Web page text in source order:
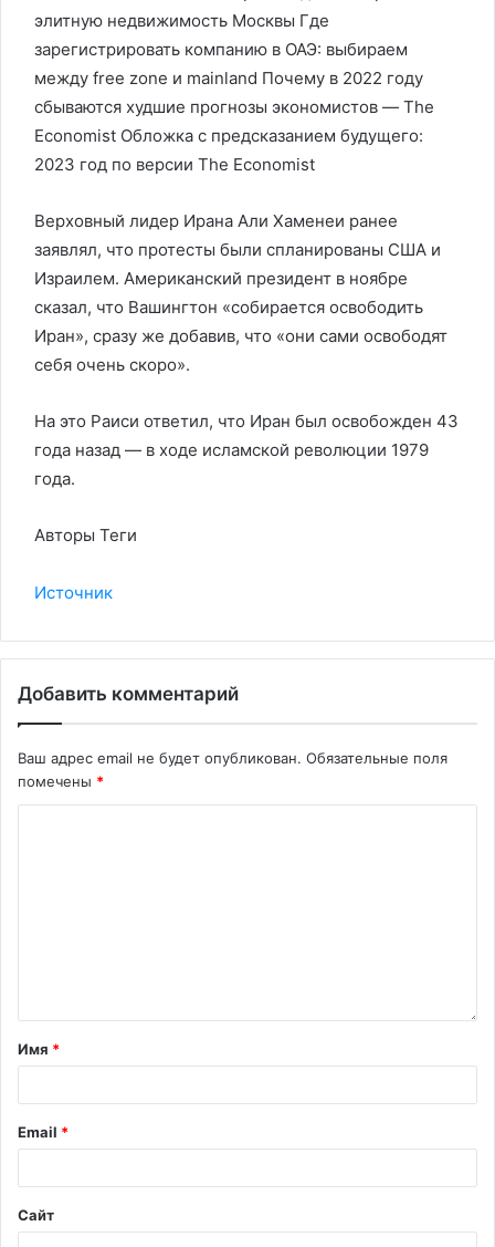
элитную недвижимость Москвы Где
зарегистрировать компанию в ОАЭ: выбираем
между free zone и mainland Почему в 2022 году
сбываются худшие прогнозы экономистов — The
Economist Обложка c предсказанием будущего:
2023 год по версии The Economist
Верховный лидер Ирана Али Хаменеи ранее
заявлял, что протесты были спланированы США и
Израилем. Американский президент в ноябре
сказал, что Вашингтон «собирается освободить
Иран», сразу же добавив, что «они сами освободят
себя очень скоро».
На это Раиси ответил, что Иран был освобожден 43
года назад — в ходе исламской революции 1979
года.
Авторы Теги
Источник
Добавить комментарий
Ваш адрес email не будет опубликован. Обязательные поля
помечены *
Имя *
Email *
Сайт